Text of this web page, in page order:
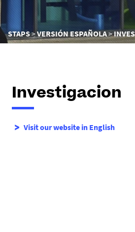
Vous
êtes
STAPS VERSIÓN ESPAÑOLA
Investigacion
Visit our website in English